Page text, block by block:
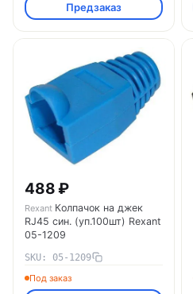
Предзаказ
488 ₽
Rexant Колпачок на джек
RJ45 син. (уп.100шт) Rexant
05-1209
SKU: 05-1209
Под заказ